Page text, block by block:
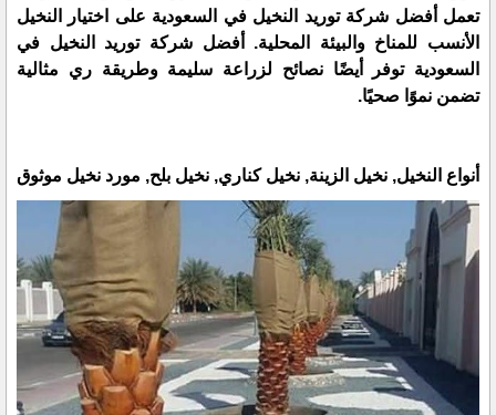
تعمل أفضل شركة توريد النخيل في السعودية على اختيار النخيل
الأنسب للمناخ والبيئة المحلية. أفضل شركة توريد النخيل في
السعودية توفر أيضًا نصائح لزراعة سليمة وطريقة ري مثالية
تضمن نموًا صحيًا.
أنواع النخيل, نخيل الزينة, نخيل كناري, نخيل بلح, مورد نخيل موثوق